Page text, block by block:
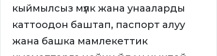
кыймылсыз мүлк жана унааларды
каттоодон баштап, паспорт алуу
жана башка мамлекеттик